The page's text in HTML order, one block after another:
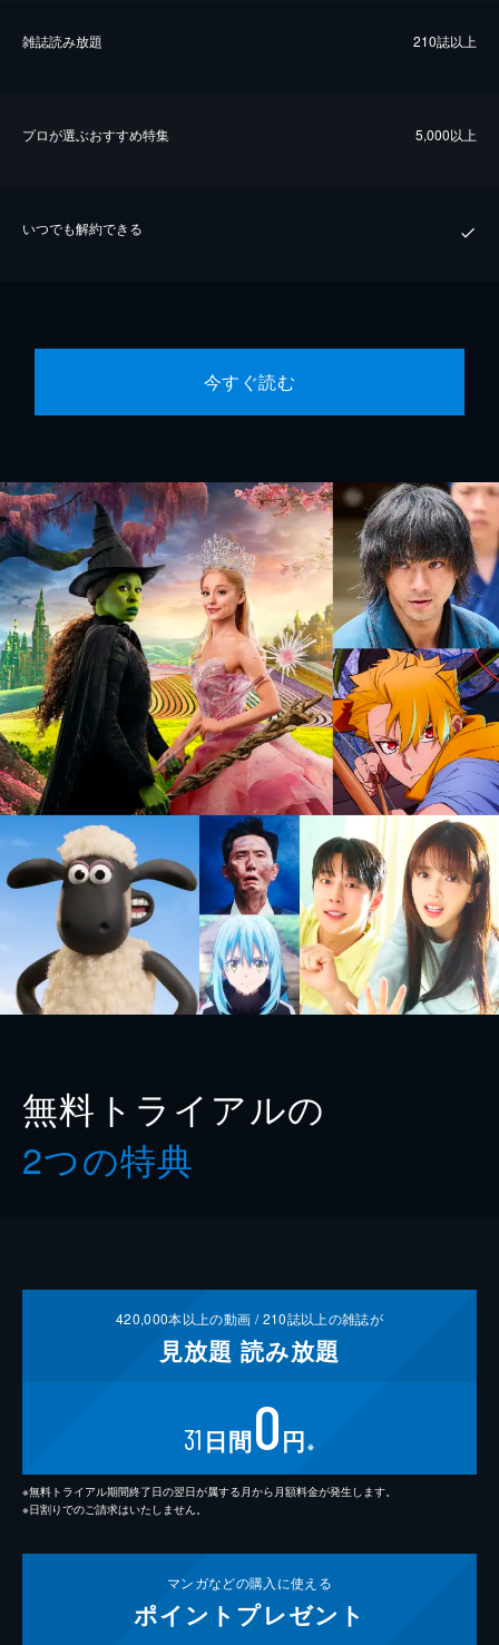
雑誌読み放題 210誌以上
プロが選ぶおすすめ特集 5,000以上
いつでも解約できる
今すぐ読む
無料トライアルの
2つの特典
420,000本以上の動画 /210誌以上の雑誌が
見放題 読み放題
31 日間0円 ※
※無料トライアル期間終了日の翌日が属する月から月額料金が発生します。
※日割りでのご請求はいたしません。
マンガなどの購入に使える
ポイント プレゼント